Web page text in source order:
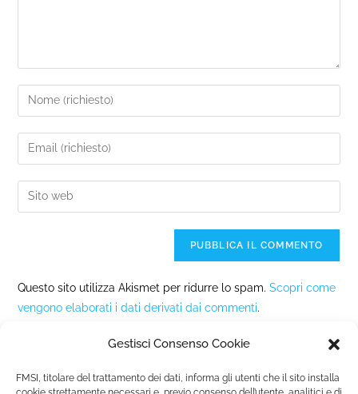
Gestisci Consenso Cookie
FMSI, titolare del trattamento dei dati, informa gli utenti che il sito installa
Questo sito utilizza Akismet per ridurre lo spam.Scopri come
vengono elaborati i dati derivati dai commenti.